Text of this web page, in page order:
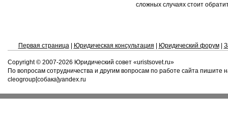
сложных случаях стоит
Первая страница| Юридическая консультация Юридический форум|
Copyright © 2007-2026 Юридический совет «uristsovet.ru»
По вопросам сотрудничества и другим вопросам по работе сайта пишите
cleogroup[собака]yandex.ru